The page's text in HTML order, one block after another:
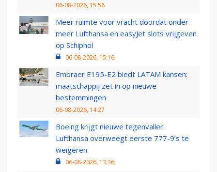
06-08-2026, 15:56
Meer ruimte voor vracht doordat onder
meer Lufthansa en easyJet slots vrijgeven
op Schiphol
06-08-2026, 15:16
Embraer E195-E2 biedt LATAM kansen:
maatschappij zet in op nieuwe
bestemmingen
06-08-2026, 14:27
Boeing krijgt nieuwe tegenvaller:
Lufthansa overweegt eerste 777-9’s te
weigeren
06-08-2026, 13:36